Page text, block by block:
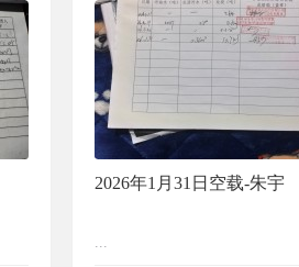
2026年1月31日空载-朱宇
...